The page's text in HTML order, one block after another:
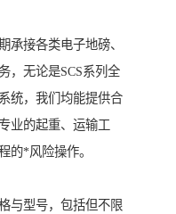
承接各类电子地磅、
，无论是SCS系列全
统，我们均能提供合
业的起重、运输工
的*风险操作。
与型号，包括但不限